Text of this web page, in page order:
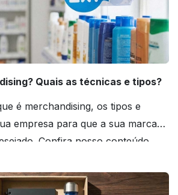
Quais as técnicas e tipos?
é merchandising, os tipos e
empresa para que a sua marca
Confira nosso conteúdo